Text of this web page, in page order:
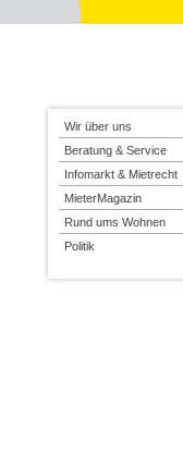
Wir über uns
Beratung & Service
Infomarkt & Mietrecht
MieterMagazin
Rund ums Wohnen
Politik